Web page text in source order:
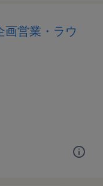
画営業・ラウ